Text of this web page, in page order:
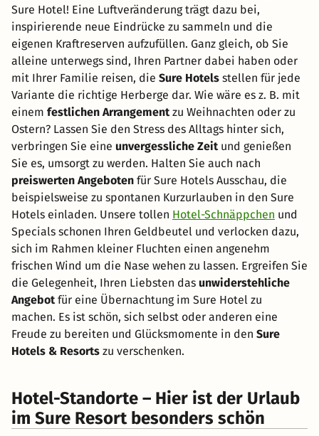
Sure Hotel! Eine Luftveränderung trägt dazu bei,
inspirierende neue Eindrücke zu sammeln und die
eigenen Kraftreserven aufzufüllen. Ganz gleich, ob Sie
alleine unterwegs sind, Ihren Partner dabei haben oder
mit Ihrer Familie reisen, die Sure Hotels stellen für jede
Variante die richtige Herberge dar. Wie wäre es z. B. mit
einem festlichen Arrangementzu Weihnachten oder zu
Ostern? Lassen Sie den Stress des Alltags hinter sich,
verbringen Sie eine unvergessliche Zeitund genießen
Sie es, umsorgt zu werden. Halten Sie auch nach
preiswerten Angeboten für Sure Hotels Ausschau, die
beispielsweise zu spontanen Kurzurlauben in den Sure
Hotels einladen. Unsere tollen Hotel-Schnäppchen und
Specials schonen Ihren Geldbeutel und verlocken dazu,
sich im Rahmen kleiner Fluchten einen angenehm
frischen Wind um die Nase wehen zu lassen. Ergreifen Sie
die Gelegenheit, Ihren Liebsten das unwiderstehliche
Angebotfür eine Übernachtung im Sure Hotel zu
machen. Es ist schön, sich selbst oder anderen eine
Freude zu bereiten und Glücksmomente in den Sure
Hotels & Resorts zu verschenken.
Hotel-Standorte – Hier ist der Urlaub
im Sure Resort besonders schön